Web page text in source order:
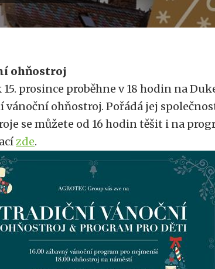
ohňostroj
15. prosince proběhne v 18 hodin na
vánoční ohňostroj. Pořádá jej
se můžete od 16 hodin těšit i na
zde.